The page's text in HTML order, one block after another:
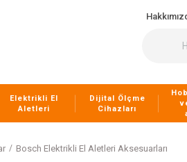
Elektrikli El
Aletleri
Dijital Ölçme
Cihazları
Bosch Elektrikli El Aletleri Aksesuarları